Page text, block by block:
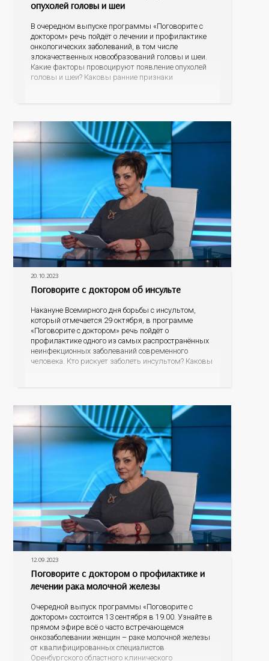
опухолей головы и шеи
В очередном выпуске программы «Поговорите с
доктором» речь пойдёт о лечении и профилактике
онкологических заболеваний, в том числе
злокачественных новообразований головы и шеи.
Какие факторы провоцируют появление опухолей
головы и шеи? Каковы ранние признаки
20.10.2023
Поговорите с доктором об инсульте
Накануне Всемирного дня борьбы с инсультом,
который отмечается 29 октября, в программе
«Поговорите с доктором» речь пойдёт о
профилактике одного из самых распространённых
неинфекционных заболеваний современного
человека. Кто рискует заболеть инсультом? Каковы
12.09.2023
Поговорите с доктором о профилактике и
лечении рака молочной железы
Очередной выпуск программы «Поговорите с
доктором» состоится 13 сентября в 19.00. Узнайте в
прямом эфире всё о часто встречающемся
онкозаболевании женщин – раке молочной железы
от квалифицированных специалистов
Оренбургского областного клинического